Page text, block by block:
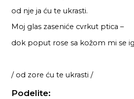
od nje ja ću te ukrasti.
Moj glas zaseniće cvrkut ptica –
dok poput rose sa kožom mi se
/ od zore ću te ukrasti /
Podelite: